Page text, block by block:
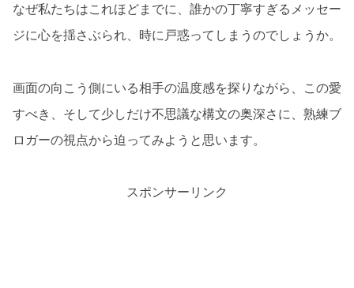
なぜ私たちはこれほどまでに、誰かの丁寧すぎるメッセー
ジに心を揺さぶられ、時に戸惑ってしまうのでしょうか。
画面の向こう側にいる相手の温度感を探りながら、この愛
すべき、そして少しだけ不思議な構文の奥深さに、熟練ブ
ロガーの視点から迫ってみようと思います。
スポンサーリンク